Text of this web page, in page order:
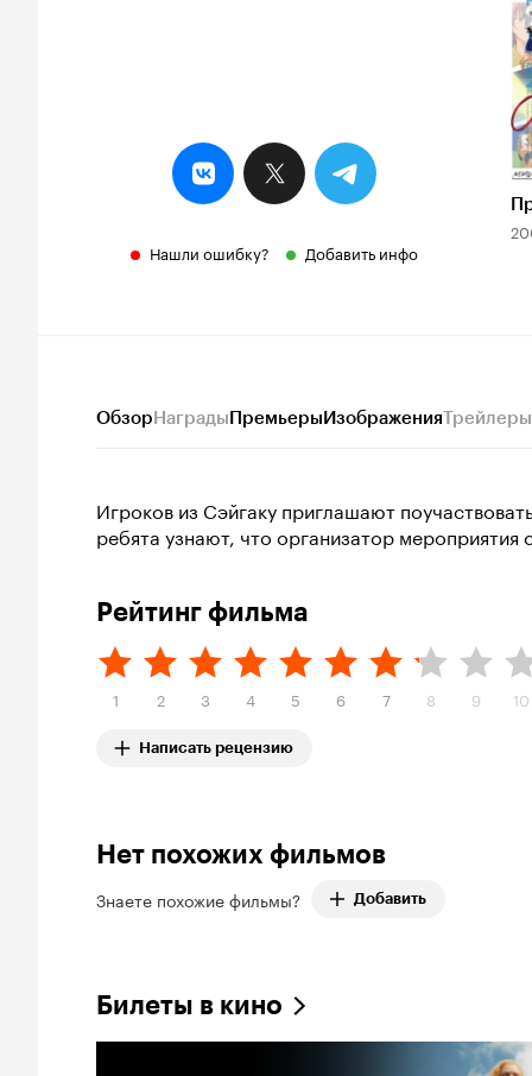
Нашли ошибку? Добавить инфо
ОбзорНаградыПремьерыИзображенияТрейлеры
Игроков из Сэйгаку приглашают
ребята узнают, что организатор
Рейтинг фильма
1 2 3 4 5 6 7 8 9 10
Написать рецензию
Нет похожих фильмов
Знаете похожие фильмы? Добавить
Билеты в кино